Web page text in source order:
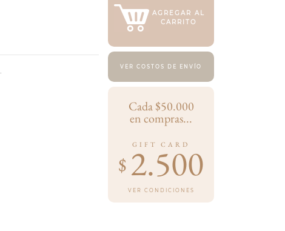
AGREGAR AL
CARRITO
VER COSTOS DE ENVÍO
Cada $50.000
en compras...
GIFT CARD
$ 2.500
VER CONDICIONES